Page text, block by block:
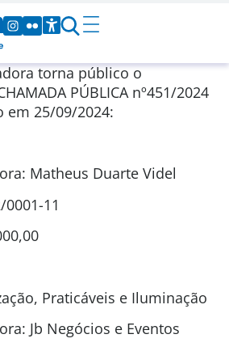
torna público o
PÚBLICA nº451/2024
em 25/09/2024:
Matheus Duarte Videl
0001-11
Praticáveis e Iluminação
Jb Negócios e Eventos